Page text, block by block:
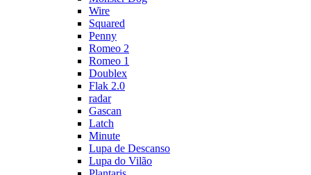
Wire
Squared
Penny
Romeo 2
Romeo 1
Doublex
Flak 2.0
radar
Gascan
Latch
Minute
Lupa de Descanso
Lupa do Vilão